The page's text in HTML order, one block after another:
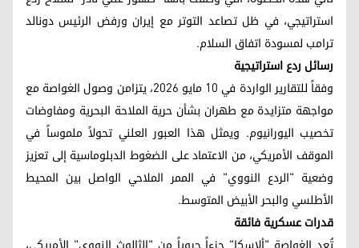
استراتيجي، في ظل تصاعد التوتر مع إيران ورفض الرئيس دونالد
ترامب لمسودة اتفاق السلام.
رسائل ردع استراتيجية
وفقاً للتقارير الواردة في 10 مايو 2026، يتزامن وصول الغواصة مع
مواجهة متزايدة مع طهران بشأن حرية الملاحة البحرية ومفاوضات
تخصيب اليورانيوم. ويمثل هذا العبور العلني تحولاً ملموساً في
الموقف الأمريكي، من الاعتماد على الضغوط الدبلوماسية إلى تعزيز
وضعية "الردع النووي" في الممر الملاحي الواصل بين المحيط
الأطلسي والبحر الأبيض المتوسط.
قدرات عسكرية فائقة